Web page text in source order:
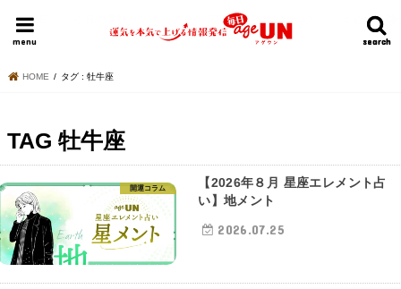
search
search
menu
HOME 明日の運勢ランキング 今週の運勢
HOME タグ : 牡牛座
TAG 牡牛座
開運コラム
【2026年８月 星座エレメント占
い】地メント
2026.07.25